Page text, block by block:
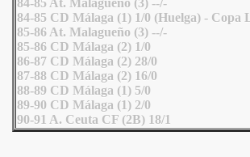
84-85 At. Malagueño (3) --/-
84-85 CD Málaga (1) 1/0 (Huelga) - Copa
85-86 At. Malagueño (3) --/-
85-86 CD Málaga (2) 1/0
86-87 CD Málaga (2) 28/0
87-88 CD Málaga (2) 16/0
88-89 CD Málaga (1) 5/0
89-90 CD Málaga (1) 2/0
90-91 A. Ceuta CF (2B) 18/1